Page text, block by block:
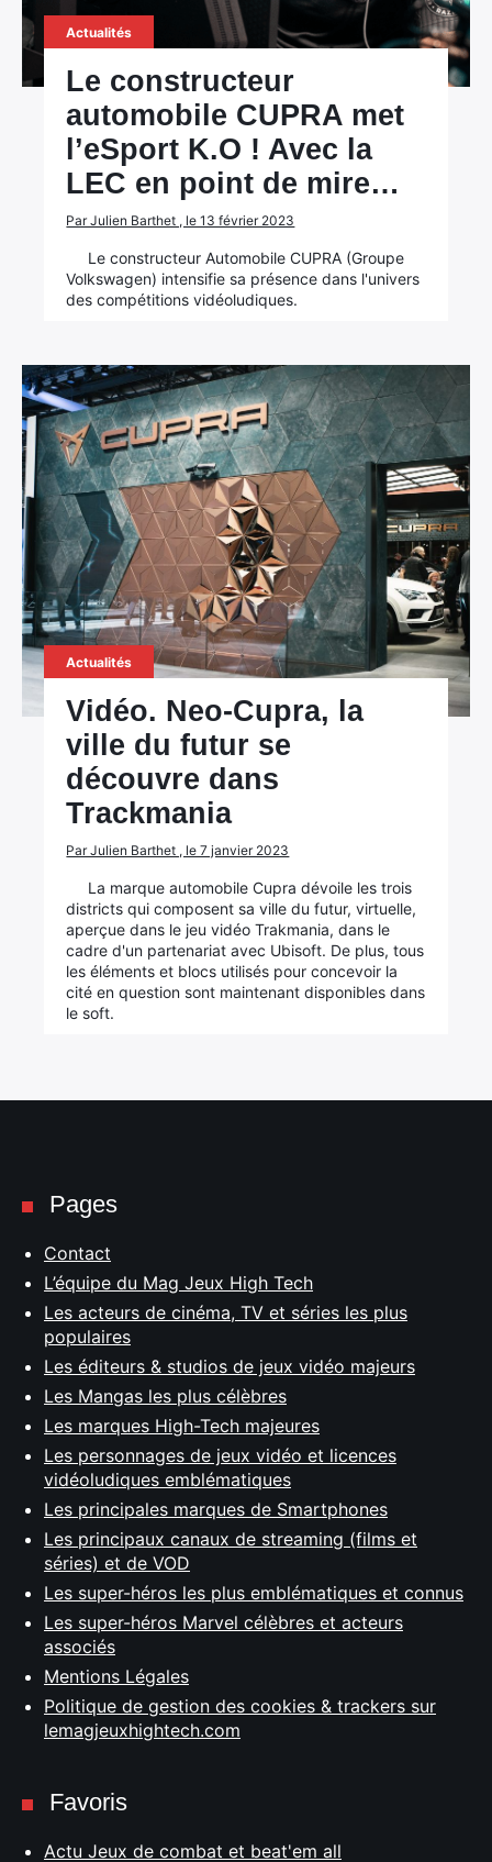
Actualités
Le constructeur
automobile CUPRA met
l’eSport K.O ! Avec la
LEC en point de mire…
Par Julien Barthet , le 13 février 2023
Le constructeur Automobile CUPRA (Groupe
Volkswagen) intensifie sa présence dans l'univers
des compétitions vidéoludiques.
Actualités
Vidéo. Neo-Cupra, la
ville du futur se
découvre dans
Trackmania
Par Julien Barthet , le 7 janvier 2023
La marque automobile Cupra dévoile les trois
districts qui composent sa ville du futur, virtuelle,
aperçue dans le jeu vidéo Trakmania, dans le
cadre d'un partenariat avec Ubisoft. De plus, tous
les éléments et blocs utilisés pour concevoir la
cité en question sont maintenant disponibles dans
le soft.
Pages
Contact
L’équipe du Mag Jeux High Tech
Les acteurs de cinéma, TV et séries les plus
populaires
Les éditeurs & studios de jeux vidéo majeurs
Les Mangas les plus célèbres
Les marques High-Tech majeures
Les personnages de jeux vidéo et licences
vidéoludiques emblématiques
Les principales marques de Smartphones
Les principaux canaux de streaming (films et
séries) et de VOD
Les super-héros les plus emblématiques et connus
Les super-héros Marvel célèbres et acteurs
associés
Mentions Légales
Politique de gestion des cookies & trackers sur
lemagjeuxhightech.com
Favoris
Actu Jeux de combat et beat'em all
×
Rechercher
: